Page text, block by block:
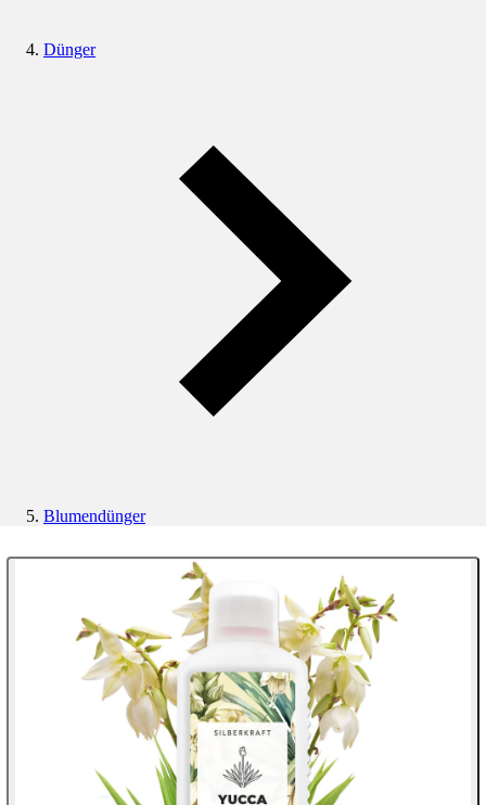
Dünger
Blumendünger